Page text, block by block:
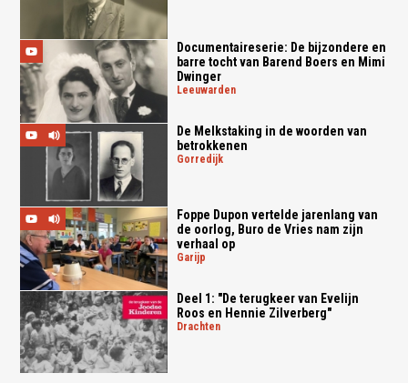
Documentaireserie: De bijzondere en
barre tocht van Barend Boers en Mimi
Dwinger
leeuwarden
De Melkstaking in de woorden van
betrokkenen
gorredijk
Foppe Dupon vertelde jarenlang van
de oorlog, Buro de Vries nam zijn
verhaal op
garijp
Deel 1: "De terugkeer van Evelijn
Roos en Hennie Zilverberg"
drachten